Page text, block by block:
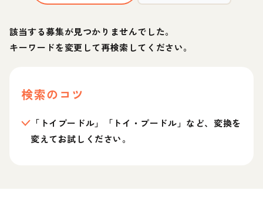
該当する募集が見つかりませんでした。
キーワードを変更して再検索してください。
検索のコツ
「トイプードル」「トイ・プードル」など、変換を
変えてお試しください。